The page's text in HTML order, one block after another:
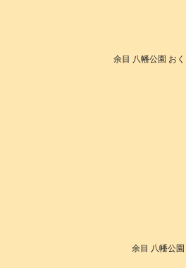
余目 八幡公園 お
余目 八幡公園